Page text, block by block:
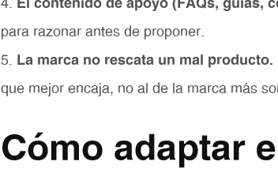
El contenido de apoyo (FAQs, guías,
para razonar antes de proponer.
La marca no rescata un mal producto.
que mejor encaja, no al de la marca más
Cómo adaptar